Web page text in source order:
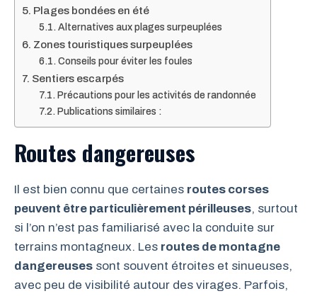
Plages bondées en été
Alternatives aux plages surpeuplées
Zones touristiques surpeuplées
Conseils pour éviter les foules
Sentiers escarpés
Précautions pour les activités de randonnée
Publications similaires :
Routes dangereuses
Il est bien connu que certaines routes corses
peuvent être particulièrement périlleuses, surtout
si l’on n’est pas familiarisé avec la conduite sur
terrains montagneux. Les routes de montagne
dangereuses sont souvent étroites et sinueuses,
avec peu de visibilité autour des virages. Parfois,